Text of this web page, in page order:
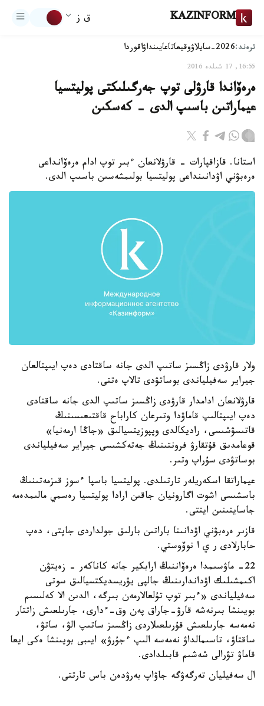
KAZINFORM ق ز
ترەند:2026-سايلاۋ وقيعاتاعايىنداۋاقوردا
16:55, 17 شىلدە 2016
ەرەۆاندا قارۋلى توپ جەرگىلىكتى پوليتسيا
عيماراتىن باسىپ الدى - كەسكىن
استانا. قازاقپارات - قارۋلانعان ءبىر توپ ادام ەرەۆانداعى
ەرەبۋني اۋدانىنداعى پوليتسيا بولىمشەسىن باسىپ الدى.
ولار قارۋدى زاڭسىز ساتىپ الدى جانە ساقتادى دەپ ايىپتالعان
جيراير سەفيلياندى بوساتۋدى تالاپ ەتتى.
قارۋلانعان ادامدار قارۋدى زاڭسىز ساتىپ الدى جانە ساقتادى
دەپ ايىپتالىپ قاماۋدا وتىرعان كاراباح قاقتىعىسىنىڭ
قاتىسۋشىسى، راديكالدى وپپوزيتسيالىق «جاڭا ارمەنيا»
قوعامدىق قۇتقارۋ فرونتىنىڭ جەتەكشىسى جيراير سەفيلياندى
بوساتۋدى سۇراپ وتىر.
عيماراتقا اسكەريلەر تارتىلدى. پوليتسيا باسپا ءسوز قىزمەتىنىڭ
باسشىسى اشوت اگارونيان جاقىن ارادا پوليتسيا رەسمي مالىمدەمە
جاسايتىنىن ايتتى.
قازىر ەرەبۋني اۋدانىنا باراتىن بارلىق جولداردى جاپتى، دەپ
حابارلادى ر ي ا نوۆوستي.
22- ماۋسىمدا ەرەۆاننىڭ ارابكير جانە كاناكەر - زەيتۋن
اكىمشىلىك اۋداندارىنىڭ جالپى يۋريسديكتسيالىق سوتى
سەفيلياندى «ءبىر توپ تۇلعالارمەن بىرگە، الدىن الا كەلىسىم
بويىنشا بىرنەشە قارۋ-جاراق پەن وق-ءدارى، جارىلعىش زاتتار
نەمەسە جارىلعىش قۇرىلعىلاردى زاڭسىز ساتىپ الۋ، ساتۋ،
ساقتاۋ، تاسىمالداۋ نەمەسە الىپ ءجۇرۋ» ايىبى بويىنشا ەكى ايعا
قاماۋ تۋرالى شەشىم قابىلدادى.
ال سەفيليان تەرگەۋگە جاۋاپ بەرۋدەن باس تارتتى.